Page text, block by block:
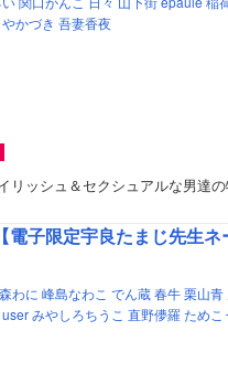
かづき 吾妻香夜
リッシュ＆セクシュアルな男達
子限定宇良たまじ先生ネ
わに 峰島なわこ でん蔵 春牛 栗山青
user みやしろちうこ 直野儚羅 ためこ